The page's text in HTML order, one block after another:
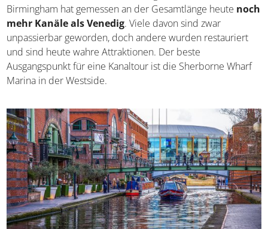
Birmingham hat gemessen an der Gesamtlänge heute
noch mehr Kanäle als Venedig . Viele davon sind zwar
unpassierbar geworden, doch andere wurden restauriert
und sind heute wahre Attraktionen. Der beste
Ausgangspunkt für eine Kanaltour ist die Sherborne Wharf
Marina in der Westside.